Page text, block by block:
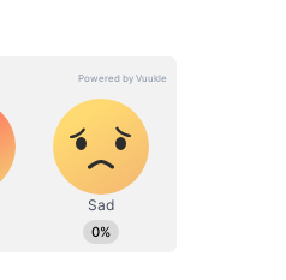
আজকের আর্থিক
সৃষ্টি হতে
পরামর্শ
কষ্ট
যোগ দেখা